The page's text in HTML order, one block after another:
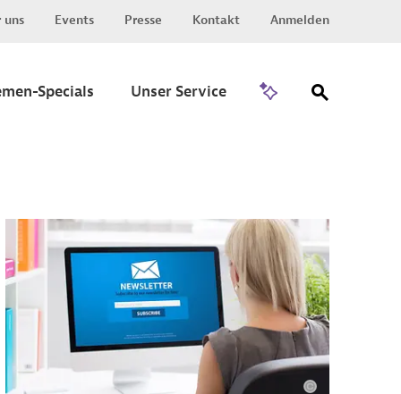
uns Events Presse Kontakt Anmelden
Specials Unser Service